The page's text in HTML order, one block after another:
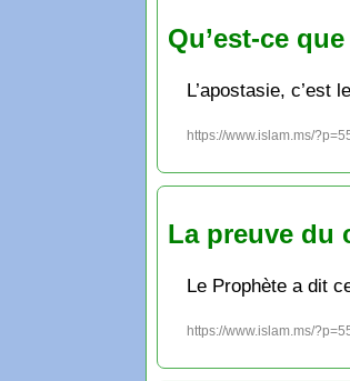
Qu’est-ce
L’apostasie,
https://www.islam.ms/
La preuve du
Le Prophète a dit
https://www.islam.ms/